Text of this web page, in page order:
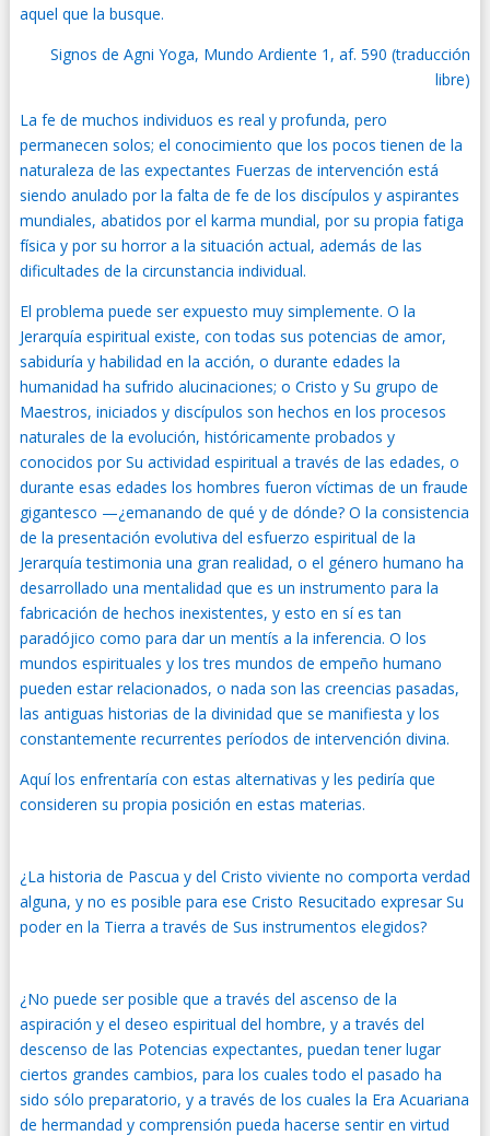
aquel que la busque.
Signos de Agni Yoga, Mundo Ardiente 1, af. 590 (traducción
libre)
La fe de muchos individuos es real y profunda, pero
permanecen solos; el conocimiento que los pocos tienen de la
naturaleza de las expectantes Fuerzas de intervención está
siendo anulado por la falta de fe de los discípulos y aspirantes
mundiales, abatidos por el karma mundial, por su propia fatiga
física y por su horror a la situación actual, además de las
dificultades de la circunstancia individual.
El problema puede ser expuesto muy simplemente. O la
Jerarquía espiritual existe, con todas sus potencias de amor,
sabiduría y habilidad en la acción, o durante edades la
humanidad ha sufrido alucinaciones; o Cristo y Su grupo de
Maestros, iniciados y discípulos son hechos en los procesos
naturales de la evolución, históricamente probados y
conocidos por Su actividad espiritual a través de las edades, o
durante esas edades los hombres fueron víctimas de un fraude
gigantesco —¿emanando de qué y de dónde? O la consistencia
de la presentación evolutiva del esfuerzo espiritual de la
Jerarquía testimonia una gran realidad, o el género humano ha
desarrollado una mentalidad que es un instrumento para la
fabricación de hechos inexistentes, y esto en sí es tan
paradójico como para dar un mentís a la inferencia. O los
mundos espirituales y los tres mundos de empeño humano
pueden estar relacionados, o nada son las creencias pasadas,
las antiguas historias de la divinidad que se manifiesta y los
constantemente recurrentes períodos de intervención divina.
Aquí los enfrentaría con estas alternativas y les pediría que
consideren su propia posición en estas materias.
¿La historia de Pascua y del Cristo viviente no comporta verdad
alguna, y no es posible para ese Cristo Resucitado expresar Su
poder en la Tierra a través de Sus instrumentos elegidos?
¿No puede ser posible que a través del ascenso de la
aspiración y el deseo espiritual del hombre, y a través del
descenso de las Potencias expectantes, puedan tener lugar
ciertos grandes cambios, para los cuales todo el pasado ha
sido sólo preparatorio, y a través de los cuales la Era Acuariana
de hermandad y comprensión pueda hacerse sentir en virtud